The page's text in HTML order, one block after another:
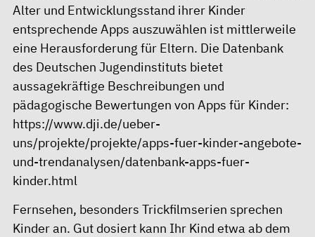
Alter und Entwicklungsstand ihrer Kinder
entsprechende Apps auszuwählen ist mittlerweile
eine Herausforderung für Eltern. Die Datenbank
des Deutschen Jugendinstituts bietet
aussagekräftige Beschreibungen und
pädagogische Bewertungen von Apps für Kinder:
https://www.dji.de/ueber-
uns/projekte/projekte/apps-fuer-kinder-angebote-
und-trendanalysen/datenbank-apps-fuer-
kinder.html
Fernsehen, besonders Trickfilmserien sprechen
Kinder an. Gut dosiert kann Ihr Kind etwa ab dem